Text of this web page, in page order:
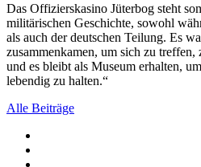
Das Offizierskasino Jüterbog steht
militärischen Geschichte, sowohl
als auch der deutschen Teilung. Es
zusammenkamen, um sich zu treffen,
und es bleibt als Museum erhalten,
lebendig zu halten.“
Alle Beiträge